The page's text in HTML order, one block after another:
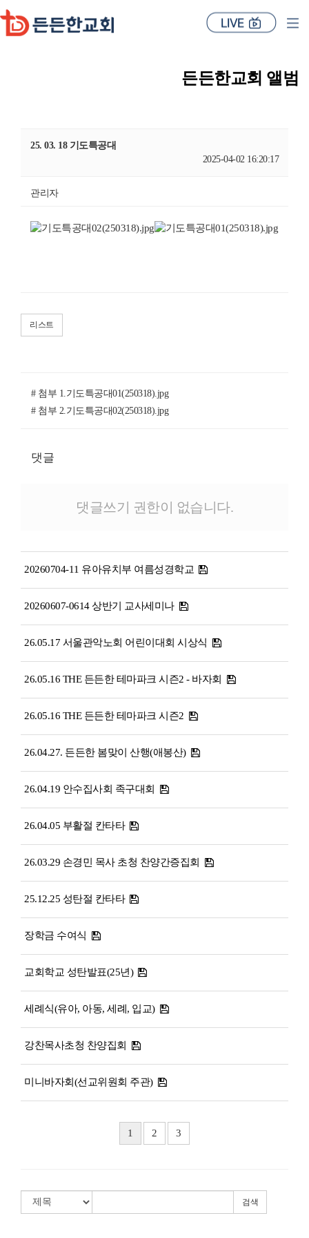
든든한교회 앨범
25. 03. 18 기도특공대
2025-04-02 16:20:17
관리자
리스트
# 첨부 1.기도특공대01(250318).jpg
# 첨부 2.기도특공대02(250318).jpg
댓글
댓글쓰기 권한이 없습니다.
20260704-11 유아유치부 여름성경학교
20260607-0614 상반기 교사세미나
26.05.17 서울관악노회 어린이대회 시상식
26.05.16 THE 든든한 테마파크 시즌2 - 바자회
26.05.16 THE 든든한 테마파크 시즌2
26.04.27. 든든한 봄맞이 산행(애봉산)
26.04.19 안수집사회 족구대회
26.04.05 부활절 칸타타
26.03.29 손경민 목사 초청 찬양간증집회
25.12.25 성탄절 칸타타
장학금 수여식
교회학교 성탄발표(25년)
세례식(유아, 아동, 세례, 입교)
강찬목사초청 찬양집회
미니바자회(선교위원회 주관)
1 2 3
검색